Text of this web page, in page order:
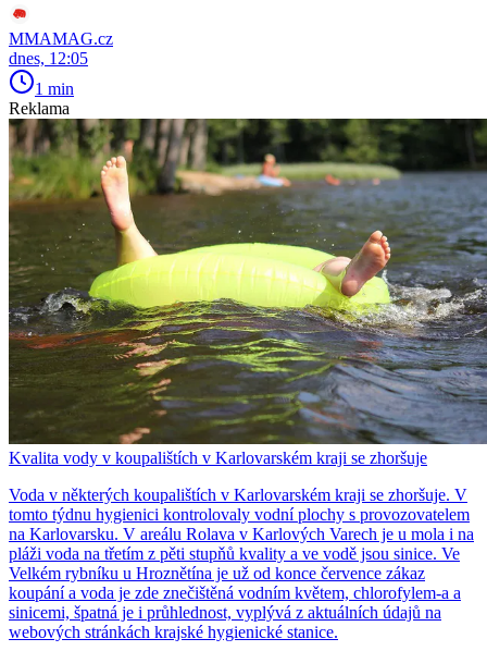
MMAMAG.cz
dnes, 12:05
1 min
Reklama
Kvalita vody v koupalištích v Karlovarském kraji se zhoršuje
Voda v některých koupalištích v Karlovarském kraji se zhoršuje. V
tomto týdnu hygienici kontrolovaly vodní plochy s provozovatelem
na Karlovarsku. V areálu Rolava v Karlových Varech je u mola i na
pláži voda na třetím z pěti stupňů kvality a ve vodě jsou sinice. Ve
Velkém rybníku u Hroznětína je už od konce července zákaz
koupání a voda je zde znečištěná vodním květem, chlorofylem-a a
sinicemi, špatná je i průhlednost, vyplývá z aktuálních údajů na
webových stránkách krajské hygienické stanice.